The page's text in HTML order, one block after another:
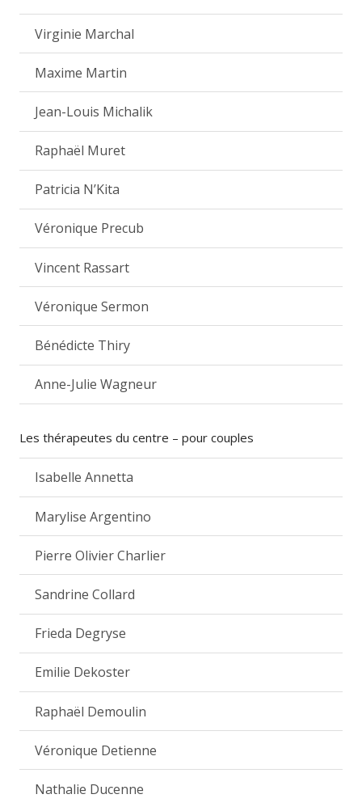
Virginie Marchal
Maxime Martin
Jean-Louis Michalik
Raphaël Muret
Patricia N’Kita
Véronique Precub
Vincent Rassart
Véronique Sermon
Bénédicte Thiry
Anne-Julie Wagneur
Les thérapeutes du centre – pour couples
Isabelle Annetta
Marylise Argentino
Pierre Olivier Charlier
Sandrine Collard
Frieda Degryse
Emilie Dekoster
Raphaël Demoulin
Véronique Detienne
Nathalie Ducenne